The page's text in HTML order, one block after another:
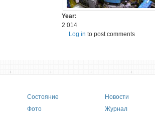
Year:
2 014
Log in to post comments
Состояние
Новости
Фото
Журнал